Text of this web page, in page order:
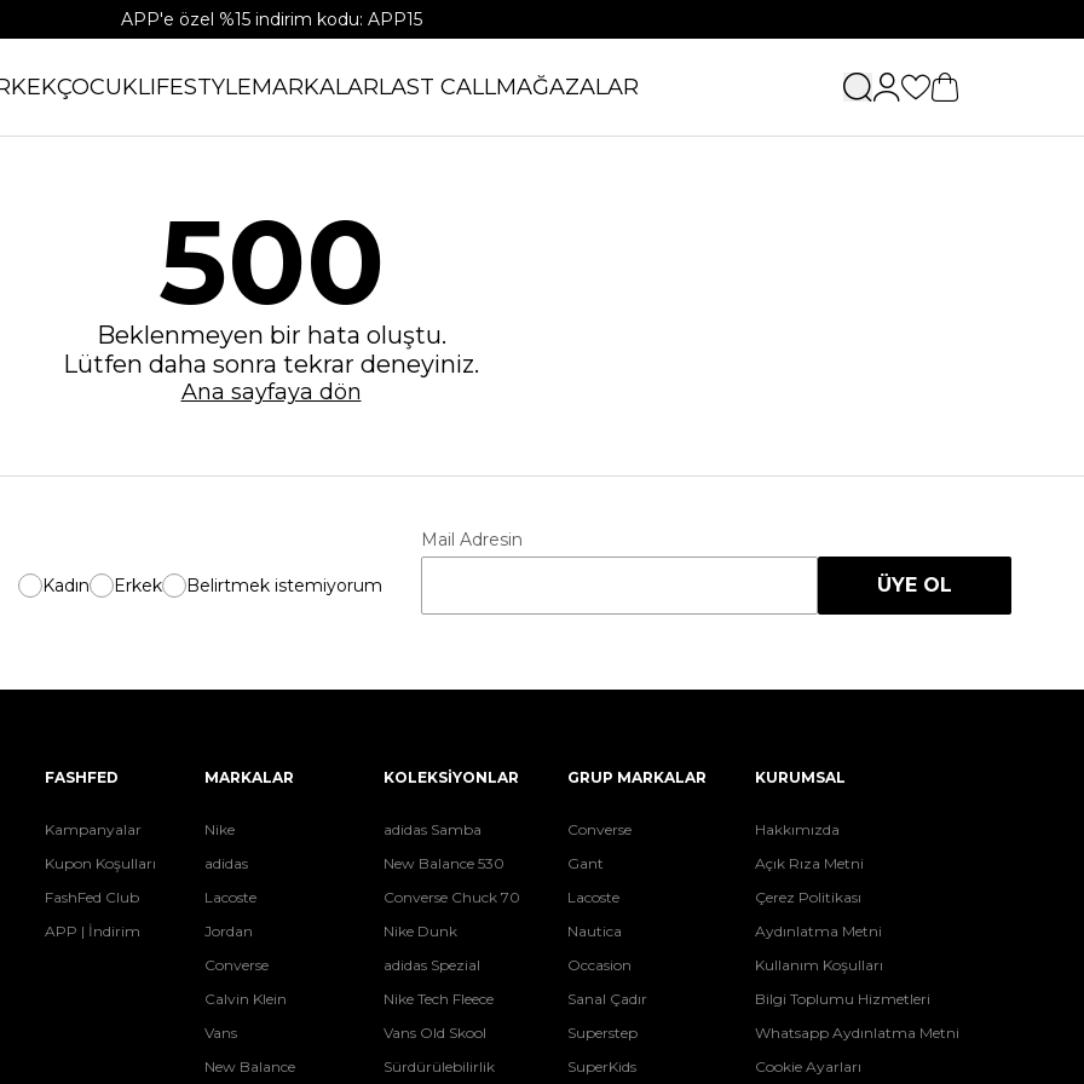
APP'e özel %15 indirim kodu: APP15
ÇOCUKLIFESTYLEMARKALARLAST CALLMAĞAZALAR
500
Beklenmeyen bir hata oluştu.
Lütfen daha sonra tekrar deneyiniz.
Ana sayfaya dön
Kadın Erkek Belirtmek istemiyorum
Mail Adresin
ÜYE OL
FASHFED
Kampanyalar
Kupon Koşulları
FashFed Club
APP | İndirim
MARKALAR
Nike
adidas
Lacoste
Jordan
Converse
Calvin Klein
Vans
New Balance
KOLEKSİYONLAR
adidas Samba
New Balance 530
Converse Chuck 70
Nike Dunk
adidas Spezial
Nike Tech Fleece
Vans Old Skool
Sürdürülebilirlik
GRUP MARKALAR
Converse
Gant
Lacoste
Nautica
Occasion
Sanal Çadır
Superstep
SuperKids
KURUMSAL
Hakkımızda
Açık Rıza Metni
Çerez Politikası
Aydınlatma Metni
Kullanım Koşulları
Bilgi Toplumu Hizmetleri
Whatsapp Aydınlatma Metni
Cookie Ayarları